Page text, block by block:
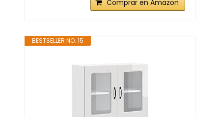
Comprar en Amazon
BESTSELLER NO. 15